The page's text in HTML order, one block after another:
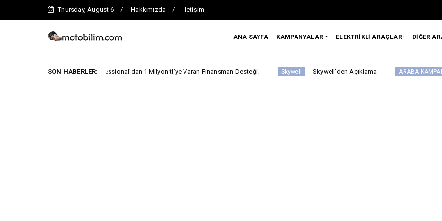
Thursday, August 6 Hakkımızda İletişim
ANA SAYFA KAMPANYALAR ELEKTRİKLİ ARAÇLAR- DİĞER
SON HABERLER:
Fiat Professional’dan 1 Milyon tl’ye Varan Finansman Desteği! Skywell Skywell'den Açıklama ARABA KAMPANYALARI Ds